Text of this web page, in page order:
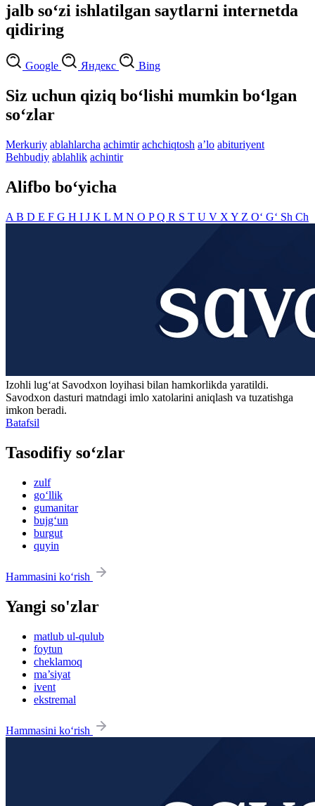
jalb so‘zi ishlatilgan saytlarni internetda
qidiring
Google Яндекс Bing
Siz uchun qiziq bo‘lishi mumkin bo‘lgan
so‘zlar
Merkuriy ablahlarcha achimtir achchiqtosh aʼlo abituriyent
Behbudiy ablahlik achintir
Alifbo bo‘yicha
A B D E F G H I J K L M N O PQ R S T U V X Y Z O‘ G‘ Sh Ch
Izohli lugʻat Savodxon loyihasi bilan hamkorlikda yaratildi.
Savodxon dasturi matndagi imlo xatolarini aniqlash va tuzatishga
imkon beradi.
Batafsil
Tasodifiy so‘zlar
zulf
go‘llik
gumanitar
bujg‘un
burgut
quyin
Hammasini ko‘rish
Yangi so'zlar
matlub ul-qulub
foytun
cheklamoq
ma’siyat
ivent
ekstremal
Hammasini ko‘rish